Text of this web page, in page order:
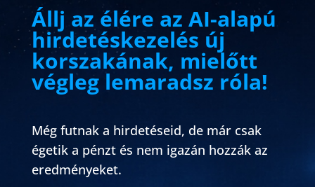
Állj az élére az AI-alapú
hirdetéskezelés új
korszakának, mielőtt
végleg lemaradsz róla!
Még futnak a hirdetéseid, de már csak
égetik a pénzt és nem igazán hozzák az
eredményeket.